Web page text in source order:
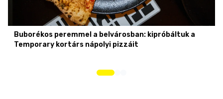
Buborékos peremmel a belvárosban: kipróbáltuk a
Temporary kortárs nápolyi pizzáit